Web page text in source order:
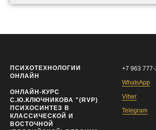
ПСИХОТЕХНОЛОГИИ
ОНЛАЙН
ОНЛАЙН-КУРС
С.Ю.КЛЮЧНИКОВА "(RVP)
ПСИХОСИНТЕЗ В
КЛАССИЧЕСКОЙ И
ВОСТОЧНОЙ
+7 963
WhatsApp
Viber
Telegram